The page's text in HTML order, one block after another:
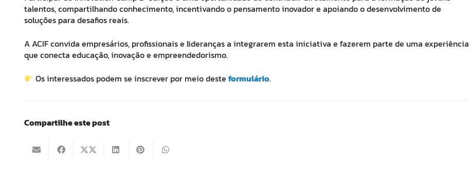
talentos, compartilhando conhecimento, incentivando o pensamento inovador e apoiando o desenvolvimento de
soluções para desafios reais.
A ACIF convida empresários, profissionais e lideranças a integrarem esta iniciativa e fazerem parte de uma experiência
que conecta educação, inovação e empreendedorismo.
Os interessados podem se inscrever por meio desteformulário.
Compartilhe este post